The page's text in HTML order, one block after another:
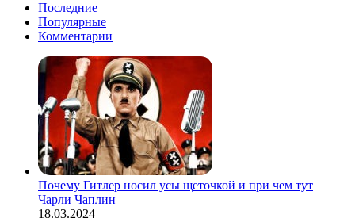
быть
простонародным.
Угадаешь
Последние
Популярные
Комментарии
Почему Гитлер носил усы щеточкой и при чем тут
Чарли Чаплин
18.03.2024